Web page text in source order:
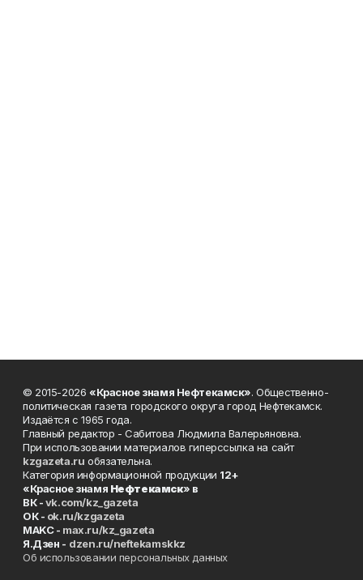
© 2015-2026 «Красное знамя Нефтекамск». Общественно-
политическая газета городского округа город Нефтекамск.
Издаётся с 1965 года.
Главный редактор - Сабитова Людмила Валерьяновна.
При использовании материалов гиперссылка на сайт
kzgazeta.ru обязательна.
Категория информационной продукции 12+
«Красное знамя Нефтекамск» в
ВК -vk.com/kz_gazeta
ОК - ok.ru/kzgazeta
MAKC - max.ru/kz_gazeta
Я.Дзен - dzen.ru/neftekamskkz
Об использовании персональных данных